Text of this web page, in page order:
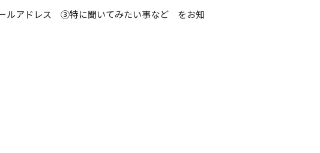
ルアドレス ③特に聞いてみたい事など をお知